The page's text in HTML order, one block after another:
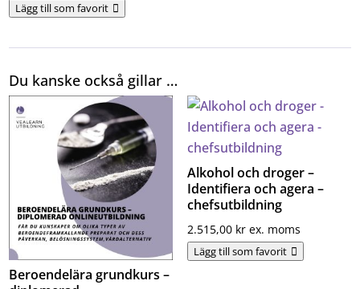
-
och
omgivning
onlineutbildning
Vealearn
mängd
Lägg till som favorit
Du kanske också gillar …
Beroendelära grundkurs –
Alkohol och droger –
Identifiera och agera –
chefsutbildning
2.515,00 kr ex. moms
Lägg till som favorit